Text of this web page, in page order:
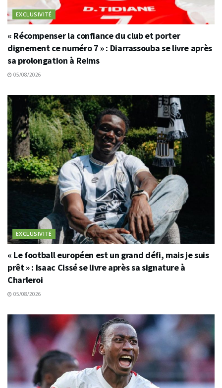
EXCLUSIVITÉ
« Récompenser la confiance du club et porter
dignement ce numéro 7 » : Diarrassouba se livre après
sa prolongation à Reims
05/08/2026
EXCLUSIVITÉ
« Le football européen est un grand défi, mais je suis
prêt » : Isaac Cissé se livre après sa signature à
Charleroi
05/08/2026